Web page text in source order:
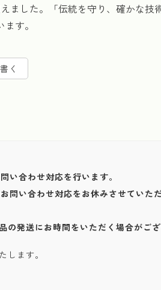
ました。「伝統を守り、確かな技
す。
く
い合わせ対応を行います。
い合わせ対応をお休みさせていただ
発送にお時間をいただく場合がござ
ます。